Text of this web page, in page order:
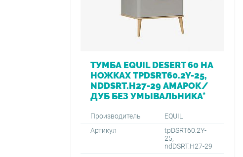
ТУМБА EQUIL DESERT 60 НА
НОЖКАХ TPDSRT60.2Y-25,
NDDSRT.H27-29 АМАРОК/
ДУБ БЕЗ УМЫВАЛЬНИКА*
Производитель
EQUIL
Артикул
tpDSRT60.2Y-
25,
ndDSRT.H27-29